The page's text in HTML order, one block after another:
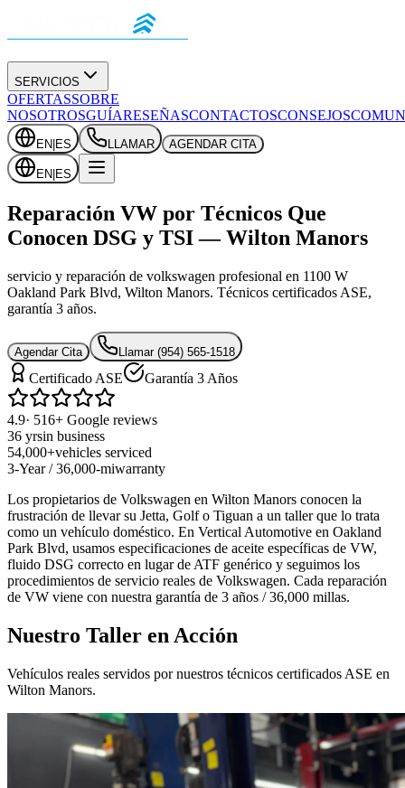
SERVICIOS
OFERTASSOBRE
NOSOTROSGUÍARESEÑASCONTACTOSCONSEJOS
EN ES LLAMAR AGENDAR CITA
EN ES
Reparación VW por Técnicos Que
Conocen DSG y TSI — Wilton Manors
servicio y reparación de volkswagen profesional en 1100 W
Oakland Park Blvd, Wilton Manors. Técnicos certificados ASE,
garantía 3 años.
Agendar Cita Llamar (954) 565-1518
Certificado ASE Garantía 3 Años
4.9· 516+ Google reviews
36 yrsin business
54,000+vehicles serviced
3-Year / 36,000-miwarranty
Los propietarios de Volkswagen en Wilton Manors conocen la
frustración de llevar su Jetta, Golf o Tiguan a un taller que lo trata
como un vehículo doméstico. En Vertical Automotive en Oakland
Park Blvd, usamos especificaciones de aceite específicas de VW,
fluido DSG correcto en lugar de ATF genérico y seguimos los
procedimientos de servicio reales de Volkswagen. Cada reparación
de VW viene con nuestra garantía de 3 años / 36,000 millas.
Nuestro Taller en Acción
Vehículos reales servidos por nuestros técnicos certificados ASE en
Wilton Manors.